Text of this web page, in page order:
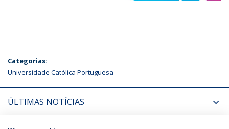
Categorias:
Universidade Católica Portuguesa
ÚLTIMAS NOTÍCIAS